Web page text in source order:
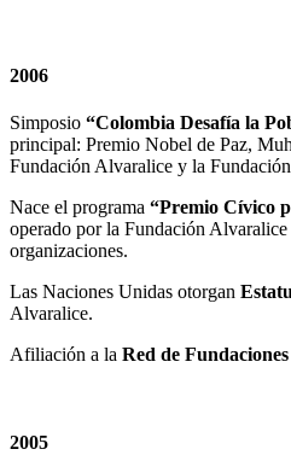
2006
Simposio “Colombia Desafía la
principal: Premio Nobel de Paz,
Fundación Alvaralice y la
Nace el programa “Premio Cívico
operado por la Fundación Alvaralice
organizaciones.
Las Naciones Unidas otorgan
Alvaralice.
Afiliación a la Red de
2005